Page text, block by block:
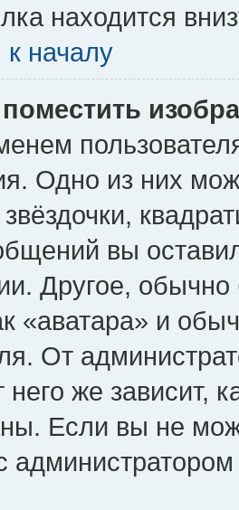
находится
к началу
поместить
Одно из них
вы
Другое,
«аватара» и
От
него же зависит,
Если вы не